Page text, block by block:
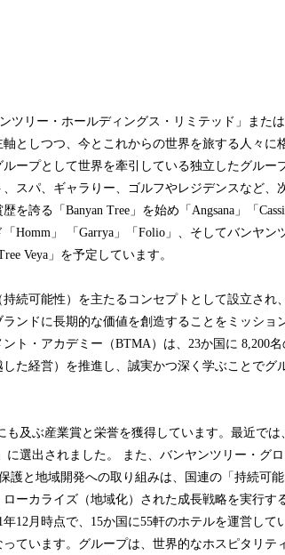
ツリー・ホールディングス・リミテッド」また
としつつ、今とこれからの世界を旅する人々に
ープとして世界を牽引している独立したグルー
スパ、ギャラりー、ゴルフやレジデンスなど、
誇る「Banyan Tree」を始め「Angsana」「
「Homm」 「Garrya」「Folio」、そしてバンヤン
Veya」を予定しています。
続可能性）を主たるコンセプトとして設立され
ンドに長期的な価値を創造することをミッショ
ト・アカデミー（BTMA）は、23か国に 8,200
た経営）を推進し、誠実かつ深く学ぶことでグ
も及ぶ産業賞と栄誉を獲得しています。最近で
に選出されました。 また、バンヤンツリー・グ
護と地域開発への取り組みは、国連の「持続可
ーカライズ（地域化）された成長戦略を実行す
12月時点で、15か国に55軒のホテルを運営して
ています。グループは、世界的なホスピタリテ